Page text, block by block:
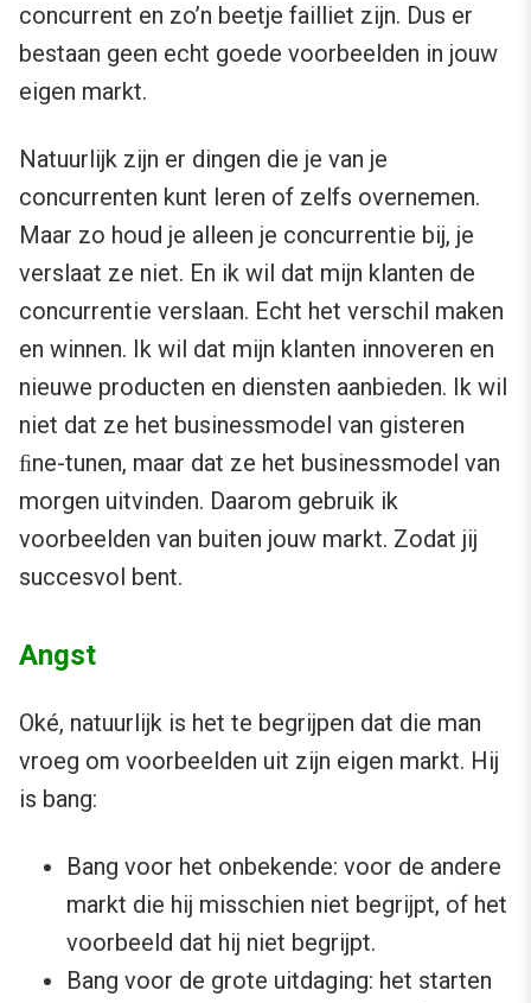
concurrent en zo’n beetje failliet zijn. Dus er
bestaan geen echt goede voorbeelden in jouw
eigen markt.
Natuurlijk zijn er dingen die je van je
concurrenten kunt leren of zelfs overnemen.
Maar zo houd je alleen je concurrentie bij, je
verslaat ze niet. En ik wil dat mijn klanten de
concurrentie verslaan. Echt het verschil maken
en winnen. Ik wil dat mijn klanten innoveren en
nieuwe producten en diensten aanbieden. Ik wil
niet dat ze het businessmodel van gisteren
ﬁne-tunen, maar dat ze het businessmodel van
morgen uitvinden. Daarom gebruik ik
voorbeelden van buiten jouw markt. Zodat jij
succesvol bent.
Angst
Oké, natuurlijk is het te begrijpen dat die man
vroeg om voorbeelden uit zijn eigen markt. Hij
is bang:
Bang voor het onbekende: voor de andere
markt die hij misschien niet begrijpt, of het
voorbeeld dat hij niet begrijpt.
Bang voor de grote uitdaging: het starten